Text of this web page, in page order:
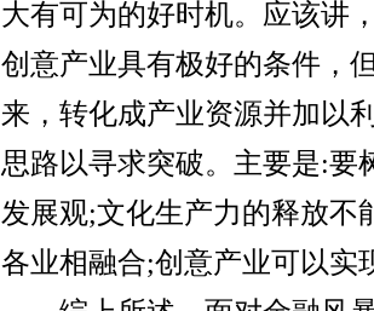
大有可为的好时机。应该讲
创意产业具有极好的条件，
来，转化成产业资源并加以
思路以寻求突破。主要是:要
发展观;文化生产力的释放不
各业相融合;创意产业可以实